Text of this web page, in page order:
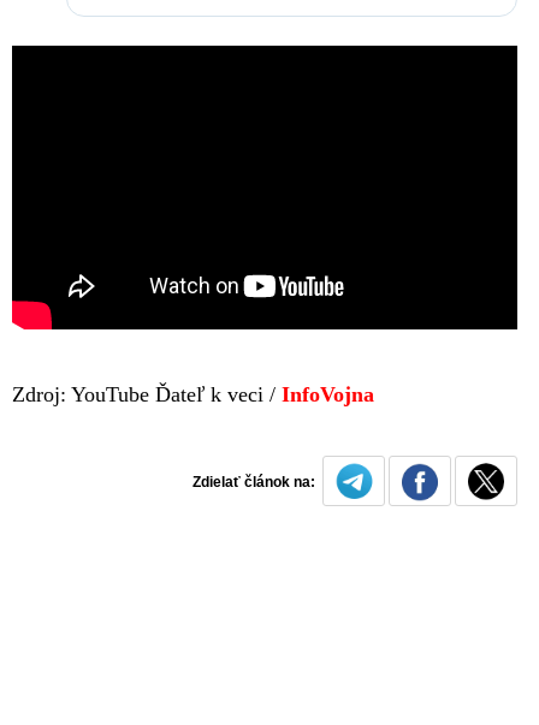
Zdroj: YouTube Ďateľ k veci / InfoVojna
Zdielať článok na: